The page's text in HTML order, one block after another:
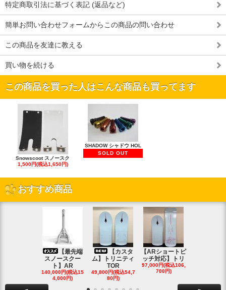
特定商取引法に基づく表記 (返品など)
簡単お問い合わせフォームからこの商品の問い合わせ
この商品を友達に教える
買い物を続ける
この商品を買った人はこんな商品も買ってます
Snowscoot スノースク
1,500円(税込1,650円)
SHADOW シャドウ HOL
SOLD OUT
おすすめ商品
【最先端
スノースクー
ト】AR
140,000円(税込15
4,000円)
【カスタ
ム】トリニティ
TOR
49,800円(税込54,7
80円)
【ARショートピ
ッチ対応】トリ
97,000円(税込106,
700円)